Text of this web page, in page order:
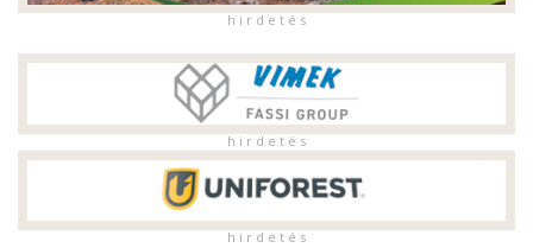
h i r d e t é s
h i r d e t é s
h i r d e t é s